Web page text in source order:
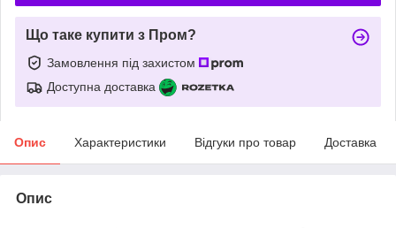
Що таке купити з Пром?
Замовлення під захистом
Доступна доставка
Опис Характеристики Відгуки про товар Доставка
Опис